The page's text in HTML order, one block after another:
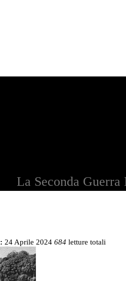
La Seconda Guerra
24 Aprile 2024 684 letture totali